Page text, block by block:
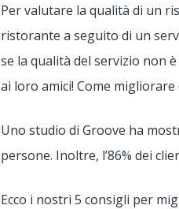
Per valutare la qualità di un
ristorante a seguito di un
se la qualità del servizio non
ai loro amici! Come
Uno studio di Groove ha
persone. Inoltre, l’86% dei
Ecco i nostri 5 consigli per